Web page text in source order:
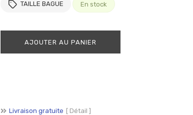
TAILLE BAGUE En stock
AJOUTER AU PANIER
Livraison gratuite [ Détail ]